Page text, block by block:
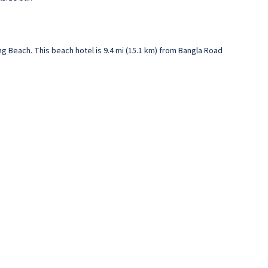
Beach. This beach hotel is 9.4 mi (15.1 km) from Bangla Road